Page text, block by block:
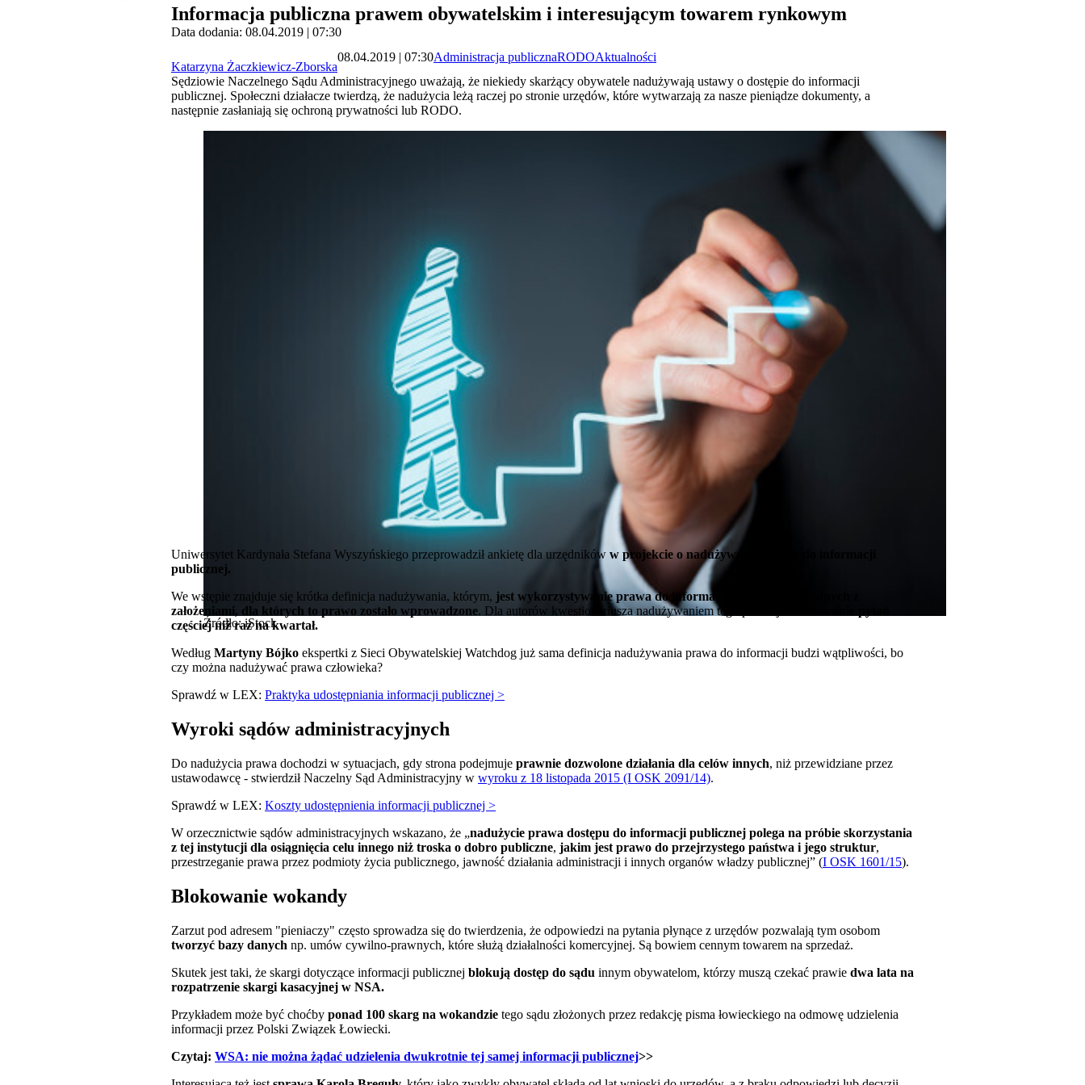
Informacja publiczna prawem obywatelskim i interesującym towarem rynkowym
Data dodania: 08.04.2019 | 07:30
Katarzyna Żaczkiewicz-Zborska
08.04.2019 | 07:30Administracja publicznaRODOAktualności
Sędziowie Naczelnego Sądu Administracyjnego uważają, że niekiedy skarżący obywatele nadużywają ustawy o dostępie do informacji
publicznej. Społeczni działacze twierdzą, że nadużycia leżą raczej po stronie urzędów, które wytwarzają za nasze pieniądze dokumenty, a
następnie zasłaniają się ochroną prywatności lub RODO.
Źródło: iStock
Uniwersytet Kardynała Stefana Wyszyńskiego przeprowadził ankietę dla urzędników w projekcie o nadużywaniu prawa do informacji
publicznej.
We wstępie znajduje się krótka definicja nadużywania, którym, jest wykorzystywanie prawa do informacji w celach niezgodnych z
założeniami, dla których to prawo zostało wprowadzone. Dla autorów kwestionariusza nadużywaniem tego prawa jest
częściej niż raz na kwartał.
Według Martyny Bójko ekspertki z Sieci Obywatelskiej Watchdog już sama definicja nadużywania prawa do informacji budzi wątpliwości, bo
czy można nadużywać prawa człowieka?
Sprawdź w LEX: Praktyka udostępniania informacji publicznej >
Wyroki sądów administracyjnych
Do nadużycia prawa dochodzi w sytuacjach, gdy strona podejmuje prawnie dozwolone działania dla celów innych, niż przewidziane przez
ustawodawcę - stwierdził Naczelny Sąd Administracyjny w wyroku z 18 listopada 2015 (I OSK 2091/14).
Sprawdź w LEX: Koszty udostępnienia informacji publicznej >
W orzecznictwie sądów administracyjnych wskazano, że „nadużycie prawa dostępu do informacji publicznej polega na próbie skorzystania
z tej instytucji dla osiągnięcia celu innego niż troska o dobro publiczne, jakim jest prawo do przejrzystego państwa i jego struktur,
przestrzeganie prawa przez podmioty życia publicznego, jawność działania administracji i innych organów władzy publicznej” (I OSK 1601/15).
Blokowanie wokandy
Zarzut pod adresem "pieniaczy" często sprowadza się do twierdzenia, że odpowiedzi na pytania płynące z urzędów pozwalają tym osobom
tworzyć bazy danych np. umów cywilno-prawnych, które służą działalności komercyjnej. Są bowiem cennym towarem na sprzedaż.
Skutek jest taki, że skargi dotyczące informacji publicznej blokują dostęp do sądu innym obywatelom, którzy muszą czekać prawie dwa lata na
rozpatrzenie skargi kasacyjnej w NSA.
Przykładem może być choćby ponad 100 skarg na wokandzie tego sądu złożonych przez redakcję pisma łowieckiego na odmowę udzielenia
informacji przez Polski Związek Łowiecki.
Czytaj: WSA: nie można żądać udzielenia dwukrotnie tej samej informacji publicznej>>